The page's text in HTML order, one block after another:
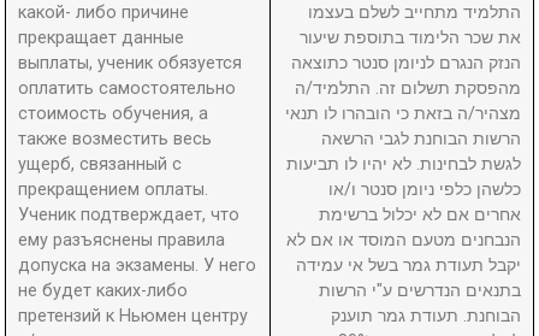
какой- либо причине
прекращает данные
выплаты, ученик обязуется
оплатить самостоятельно
стоимость обучения, а
также возместить весь
ущерб, связанный с
прекращением оплаты.
Ученик подтверждает, что
ему разъяснены правила
допуска на экзамены. У него
не будет каких-либо
претензий к Ньюмен центру
התלמיד מתחייב לשלם בעצמו
את שכר הלימוד בתוספת שיעור
הנזק הנגרם לניומן סנטר כתוצאה
מהפסקת תשלום זה. התלמיד/ה
מצהיר/ה בזאת כי הובהרו לו תנאי
הרשות הבוחנת לגבי הרשאה
לגשת לבחינות. לא יהיו לו תביעות
כלשהן כלפי ניומן סנטר ו/או
אחרים אם לא יכלול ברשימת
הנבחנים מטעם המוסד או אם לא
יקבל תעודת גמר בשל אי עמידה
בתנאים הנדרשים ע"י הרשות
הבוחנת. תעודת גמר תוענק